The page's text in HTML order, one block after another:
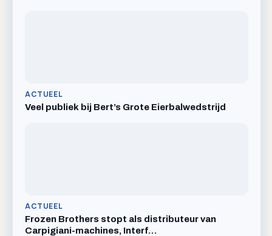
ACTUEEL
Veel publiek bij Bert’s Grote Eierbalwedstrijd
ACTUEEL
Frozen Brothers stopt als distributeur van
Carpigiani-machines, Interf…